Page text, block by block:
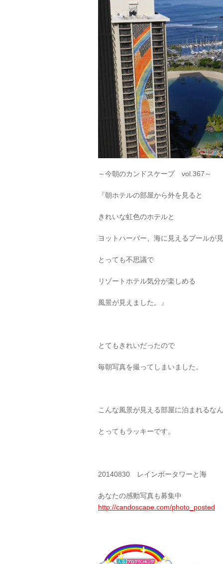
～今朝のカンドスケープ vol.367～
『朝ホテルの部屋から外を見ると
きれいな虹色のホテルと
ヨットハーバー、海に見えるプールが
とっても不思議で
リゾートホテル気分が楽しめる
風景が見えました。』
とてもきれいだったので
毎朝写真を撮ってしまいました。
こんな風景が見える部屋に泊まれるな
とってもラッキーです。
20140830 レインボータワーと海
あなたの感動写真も募集中
http://candoscape.com/photo_posted